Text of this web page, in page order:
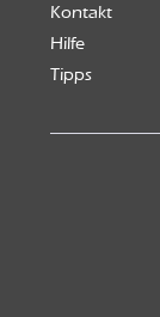
Kontakt
Hilfe
Tipps